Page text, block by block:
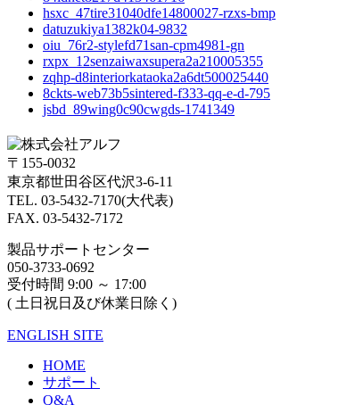
hsxc_47tire31040dfe14800027-rzxs-bmp
datuzukiya1382k04-9832
oiu_76r2-stylefd71san-cpm4981-gn
rxpx_12senzaiwaxsupera2a210005355
zqhp-d8interiorkataoka2a6dt500025440
8ckts-web73b5sintered-f333-qq-e-d-795
jsbd_89wing0c90cwgds-1741349
〒155-0032
東京都世田谷区代沢3-6-11
TEL. 03-5432-7170(大代表)
FAX. 03-5432-7172
製品サポートセンター
050-3733-0692
受付時間 9:00 ～ 17:00
( 土日祝日及び休業日除く)
ENGLISH SITE
HOME
サポート
Q&A